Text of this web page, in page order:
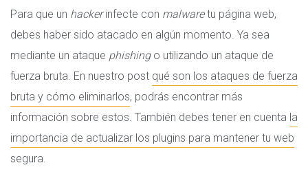
Para que un hackerinfecte con malwaretu página web,
debes haber sido atacado en algún momento. Ya sea
mediante un ataque phishingo utilizando un ataque de
fuerza bruta. En nuestro post qué son los ataques de fuerza
bruta y cómo eliminarlos, podrás encontrar más
información sobre estos. También debes tener en cuenta la
importancia de actualizar los plugins para mantener tu web
segura.